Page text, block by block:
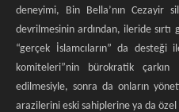
deneyimi, Bin Bella’nın Cezayir
devrilmesinin ardından, ileride sırtı
“gerçek İslamcıların” da
komiteleri”nin bürokratik
edilmesiyle, sonra da onların
arazilerini eski sahiplerine ya da